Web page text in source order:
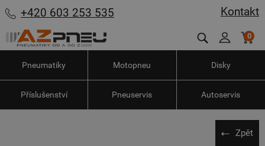
Kontakt
+420 603 253 535
0
Pneumatiky Motopneu Disky
Příslušenství Pneuservis Autoservis
Zpět